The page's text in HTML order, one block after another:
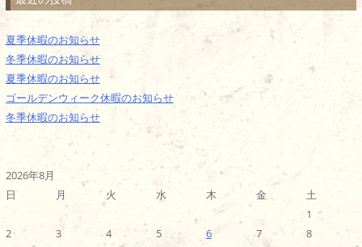
夏季休暇のお知らせ
冬季休暇のお知らせ
夏季休暇のお知らせ
ゴールデンウィーク休暇のお知らせ
冬季休暇のお知らせ
2026年8月
日
月 火 水 木 金
土
1
2
3 4 5 6 7
8